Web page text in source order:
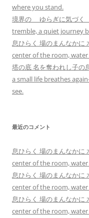
where you stand.
境界の ゆらぎに気づ
tremble, a quiet journey
息ひらく 場のまんなかに
center of the room,
塔の底 名を奪われし子
a small life breathes
see.
最近のコメント
息ひらく 場のまんなかに
center of the room,
息ひらく 場のまんなかに
center of the room,
息ひらく 場のまんなかに
center of the room,